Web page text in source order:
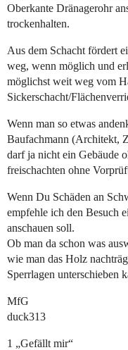
Oberkante Dränagerohr
trockenhalten.
Aus dem Schacht fördert
weg, wenn möglich und
möglichst weit weg vom
Sickerschacht/
Wenn man so etwas
Baufachmann (Architekt,
darf ja nicht ein Gebäude
freischachten ohne
Wenn Du Schäden an
empfehle ich den Besuch
anschauen soll.
Ob man da schon was
wie man das Holz
Sperrlagen unterschieben
MfG
duck313
1 „Gefällt mir“